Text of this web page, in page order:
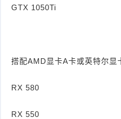
GTX 1050Ti
搭配AMD显卡A卡或英特尔显
RX 580
RX 550